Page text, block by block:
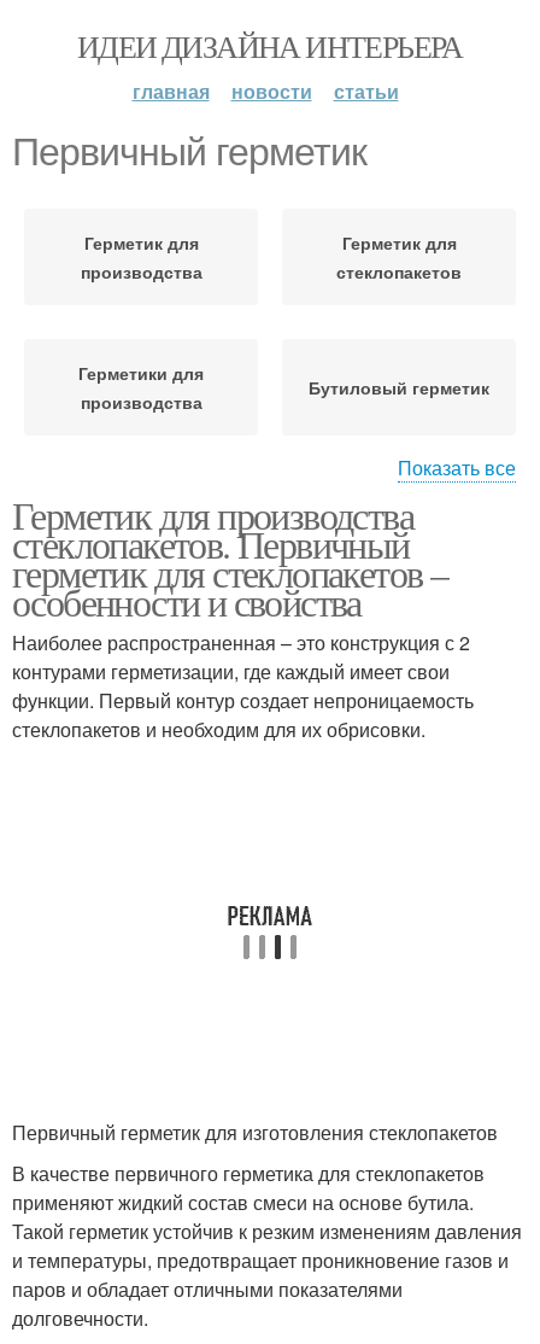
ИДЕИ ДИЗАЙНА ИНТЕРЬЕРА
главная новости статьи
Первичный герметик
Герметик для
производства
Герметик для
стеклопакетов
Герметики для
производства
Бутиловый герметик
герметики
Бутиловые герметики
Герметик для
вторичной
герметизации
Вторичные герметики
Герметик для установки
Показать все
Герметик для производства
стеклопакетов. Первичный
герметик для стеклопакетов –
особенности и свойства
Наиболее распространенная – это конструкция с 2
контурами герметизации, где каждый имеет свои
функции. Первый контур создает непроницаемость
стеклопакетов и необходим для их обрисовки.
Первичный герметик для изготовления стеклопакетов
В качестве первичного герметика для стеклопакетов
применяют жидкий состав смеси на основе бутила.
Такой герметик устойчив к резким изменениям давления
и температуры, предотвращает проникновение газов и
паров и обладает отличными показателями
долговечности.